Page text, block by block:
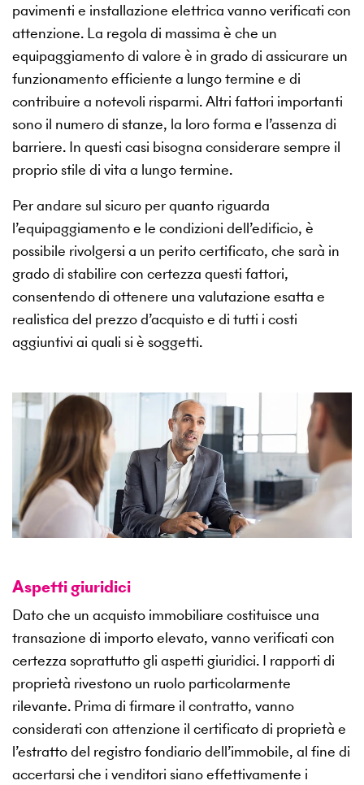
pavimenti e installazione elettrica vanno verificati con
attenzione. La regola di massima è che un
equipaggiamento di valore è in grado di assicurare un
funzionamento efficiente a lungo termine e di
contribuire a notevoli risparmi. Altri fattori importanti
sono il numero di stanze, la loro forma e l’assenza di
barriere. In questi casi bisogna considerare sempre il
proprio stile di vita a lungo termine.
Per andare sul sicuro per quanto riguarda
l’equipaggiamento e le condizioni dell’edificio, è
possibile rivolgersi a un perito certificato, che sarà in
grado di stabilire con certezza questi fattori,
consentendo di ottenere una valutazione esatta e
realistica del prezzo d’acquisto e di tutti i costi
aggiuntivi ai quali si è soggetti.
Aspetti giuridici
Dato che un acquisto immobiliare costituisce una
transazione di importo elevato, vanno verificati con
certezza soprattutto gli aspetti giuridici. I rapporti di
proprietà rivestono un ruolo particolarmente
rilevante. Prima di firmare il contratto, vanno
considerati con attenzione il certificato di proprietà e
l’estratto del registro fondiario dell’immobile, al fine di
accertarsi che i venditori siano effettivamente i